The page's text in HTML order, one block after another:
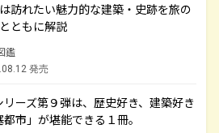
訪れたい魅力的な建築・史跡を旅の
ともに解説
鑑
発売
リーズ第９弾は、歴史好き、建築好き
市」が堪能できる１冊。